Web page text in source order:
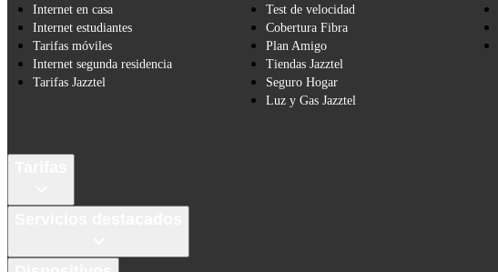
Internet en casa
Internet estudiantes
Tarifas móviles
Internet segunda residencia
Tarifas Jazztel
Test de velocidad
Cobertura Fibra
Plan Amigo
Tiendas Jazztel
Seguro Hogar
Luz y Gas Jazztel